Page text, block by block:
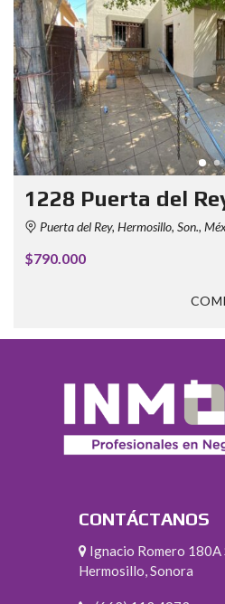
1228 Puerta del
Puerta del Rey, Hermosillo, Son.,
$790.000
CONTÁCTANOS
Ignacio Romero 180A
Hermosillo, Sonora